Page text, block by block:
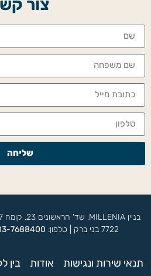
צור
שליחה
7722 בני ברק | טלפון:
7688400
תנאי שירות ונגישות אודות בין